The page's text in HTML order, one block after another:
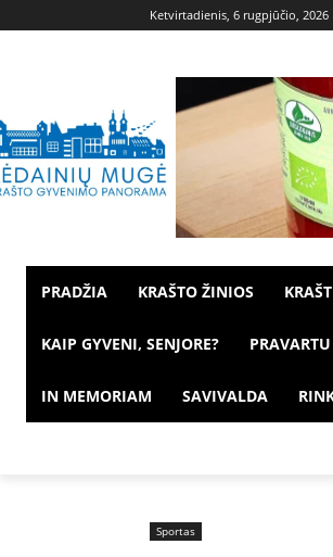
Ketvirtadienis, 6 rugpjūčio, 2026
PRADŽIA KRAŠTO ŽINIOS
KAIP GYVENI, SENJORE?
IN MEMORIAM SAVIVALDA
Sportas